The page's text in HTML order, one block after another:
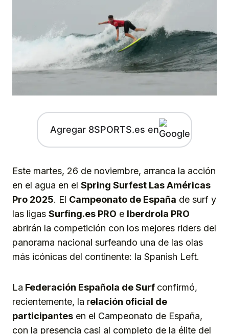
Agregar 8SPORTS.es en
Este martes, 26 de noviembre, arranca la acción
en el agua en el Spring Surfest Las Américas
Pro 2025. El Campeonato de España de surf y
las ligas Surfing.es PRO e Iberdrola PRO
abrirán la competición con los mejores riders del
panorama nacional surfeando una de las olas
más icónicas del continente: la Spanish Left.
La Federación Española de Surf confirmó,
recientemente, la relación oficial de
participantes en el Campeonato de España,
con la presencia casi al completo de la élite del